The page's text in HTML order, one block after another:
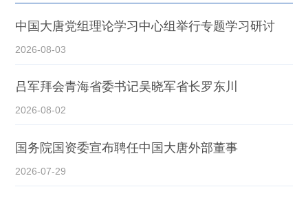
中国大唐党组理论学习中心组举行专题学习研讨
2026-08-03
吕军拜会青海省委书记吴晓军省长罗东川
2026-08-02
国务院国资委宣布聘任中国大唐外部董事
2026-07-29